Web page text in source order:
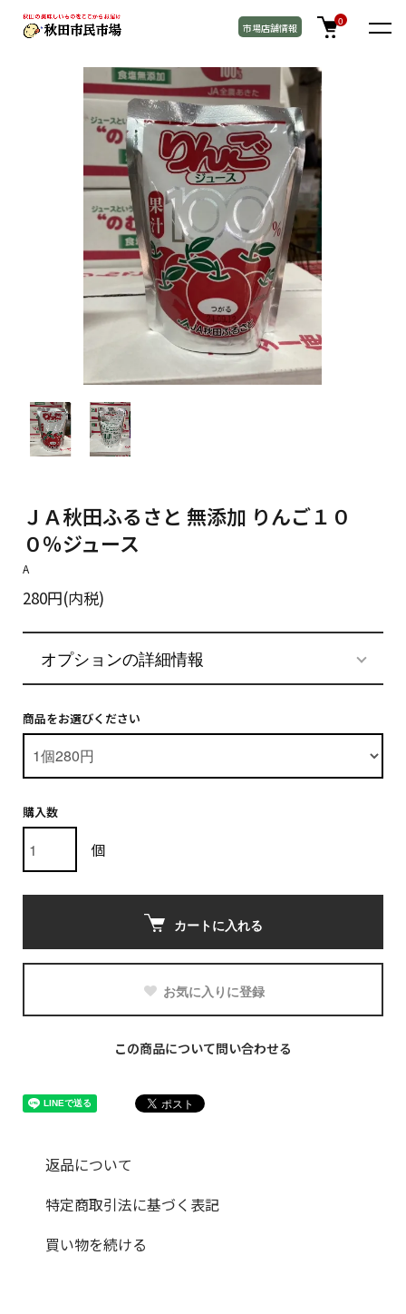
0
市場店舗情報
TOP お菓子 / 飲料
ＪＡ秋田ふるさと 無添加 りんご１０
０％ジュース
A
280円(内税)
オプションの詳細情報
商品をお選びください
購入数
個
カートに入れる
お気に入りに登録
この商品について問い合わせる
返品について
特定商取引法に基づく表記
買い物を続ける